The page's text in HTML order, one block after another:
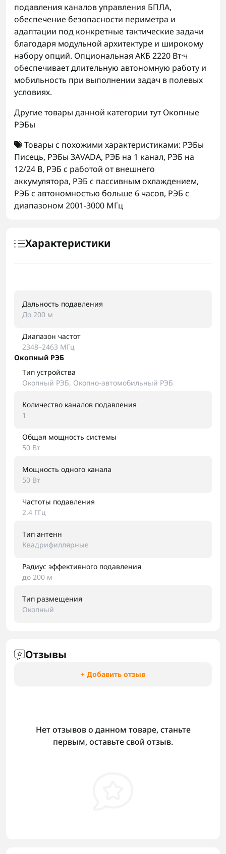
подавления каналов управления БПЛА,
обеспечение безопасности периметра и
адаптации под конкретные тактические задачи
благодаря модульной архитектуре и широкому
набору опций. Опциональная АКБ 2220 Вт·ч
обеспечивает длительную автономную работу и
мобильность при выполнении задач в полевых
условиях.
Другие товары данной категории тутОкопные
РЭБы
Товары с похожими характеристиками: РЭБы
Писець, РЭБы ЗАVADA, РЭБ на 1 канал, РЭБ на
12/24 В, РЭБ с работой от внешнего
аккумулятора, РЭБ с пассивным охлаждением,
РЭБ с автономностью больше 6 часов, РЭБ с
диапазоном 2001-3000 МГц
Характеристики
Дальность подавления
До 200 м
Диапазон частот
2348–2463 МГц
Окопный РЭБ
Тип устройства
Окопный РЭБ, Окопно-автомобильный РЭБ
Количество каналов подавления
1
Общая мощность системы
50 Вт
Мощность одного канала
50 Вт
Частоты подавления
2.4 ГГц
Тип антенн
Квадрифиллярные
Радиус эффективного подавления
до 200 м
Тип размещения
Окопный
Отзывы
+ Добавить отзыв
Нет отзывов о данном товаре, станьте
первым, оставьте свой отзыв.